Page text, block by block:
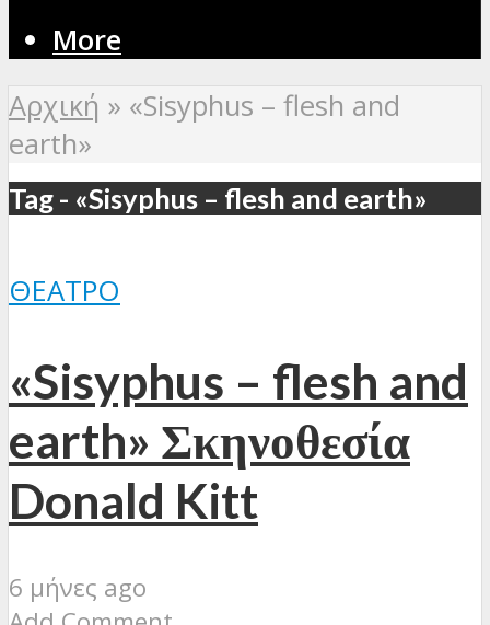
More
Αρχική » «Sisyphus – flesh and
earth»
Tag - «Sisyphus – flesh and earth»
ΘΈΑΤΡΟ
«Sisyphus – flesh and
earth» Σκηνοθεσία
Donald Kitt
6 μήνες ago